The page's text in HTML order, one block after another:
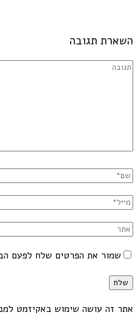
השארת תגובה
שמור את הפרטים שלח לפעם
אתר זה עושה שימוש באקיזמט